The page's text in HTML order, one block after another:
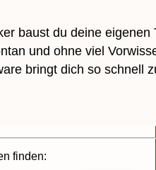
baust du deine eigenen
und ohne viel
bringt dich so schnell
finden: